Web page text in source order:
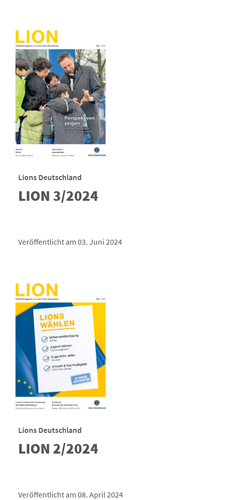
Lions Deutschland
LION 3/2024
Veröffentlicht am 03. Juni 2024
Lions Deutschland
LION 2/2024
Veröffentlicht am 08. April 2024